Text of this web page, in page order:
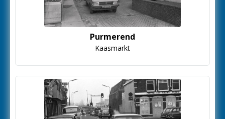
Purmerend
Kaasmarkt